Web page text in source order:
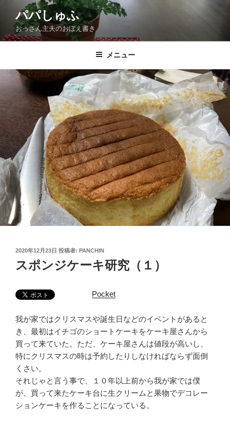
ン
キ
プ
パパしゅふ
おっさん主夫のおぼえ書き
メニュー
投
日:
2020年12月23日 投稿者: PANCHIN
スポンジケーキ研究（１）
Pocket
我が家ではクリスマスや誕生日などのイベントがあると
き、最初はイチゴのショートケーキをケーキ屋さんから
買って来ていた。ただ、ケーキ屋さんは値段が高いし、
特にクリスマスの時は予約したりしなければならず面倒
くさい。
それじゃと言う事で、１０年以上前から我が家では僕
が、買って来たケーキ台に生クリームと果物でデコレー
ションケーキを作ることになっている。